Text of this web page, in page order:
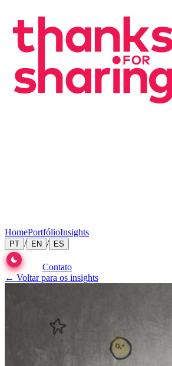
HomePortfólioInsights
PT / EN / ES
Contato
← Voltar para os insights